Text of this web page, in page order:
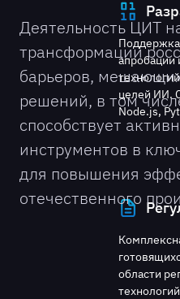
Деятельность ЦИТ
трансформации
барьеров,
решений, в том
способствует
инструментов в
для повышения
отечественного
Поддержка
апробации
целей ИИ.
Node.js,
области